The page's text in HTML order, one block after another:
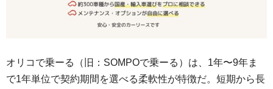
オリコで乗ーる（旧：SOMPOで乗ーる）は、1年〜9年ま
で1年単位で契約期間を選べる柔軟性が特徴だ。短期から長